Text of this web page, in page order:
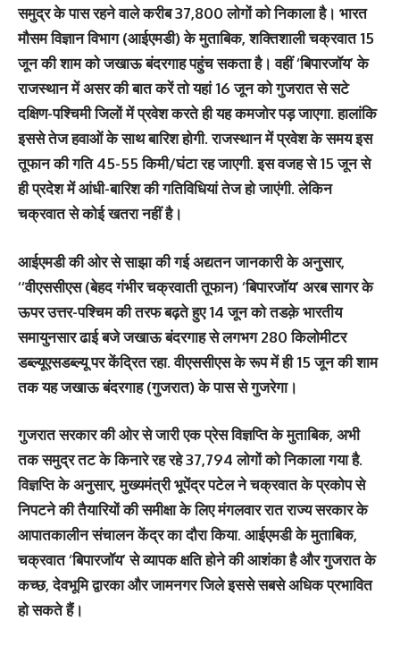
समुद्र के पास रहने वाले करीब 37,800 लोगों को निकाला है। भारत
मौसम विज्ञान विभाग (आईएमडी) के मुताबिक, शक्तिशाली चक्रवात 15
जून की शाम को जखाऊ बंदरगाह पहुंच सकता है। वहीं ‘बिपारजॉय’ के
राजस्थान में असर की बात करें तो यहां 16 जून को गुजरात से सटे
दक्षिण-पश्चिमी जिलों में प्रवेश करते ही यह कमजोर पड़ जाएगा. हालांकि
इससे तेज हवाओं के साथ बारिश होगी. राजस्थान में प्रवेश के समय इस
तूफान की गति 45-55 किमी/घंटा रह जाएगी. इस वजह से 15 जून से
ही प्रदेश में आंधी-बारिश की गतिविधियां तेज हो जाएंगी. लेकिन
चक्रवात से कोई खतरा नहीं है।
आईएमडी की ओर से साझा की गई अद्यतन जानकारी के अनुसार,
‘‘वीएससीएस (बेहद गंभीर चक्रवाती तूफान) ‘बिपारजॉय’ अरब सागर के
ऊपर उत्तर-पश्चिम की तरफ बढ़ते हुए 14 जून को तडक़े भारतीय
समायुनसार ढाई बजे जखाऊ बंदरगाह से लगभग 280 किलोमीटर
डब्ल्यूएसडब्ल्यू पर केंद्रित रहा. वीएससीएस के रूप में ही 15 जून की शाम
तक यह जखाऊ बंदरगाह (गुजरात) के पास से गुजरेगा।
गुजरात सरकार की ओर से जारी एक प्रेस विज्ञप्ति के मुताबिक, अभी
तक समुद्र तट के किनारे रह रहे 37,794 लोगों को निकाला गया है.
विज्ञप्ति के अनुसार, मुख्यमंत्री भूपेंद्र पटेल ने चक्रवात के प्रकोप से
निपटने की तैयारियों की समीक्षा के लिए मंगलवार रात राज्य सरकार के
आपातकालीन संचालन केंद्र का दौरा किया. आईएमडी के मुताबिक,
चक्रवात ‘बिपारजॉय’ से व्यापक क्षति होने की आशंका है और गुजरात के
कच्छ, देवभूमि द्वारका और जामनगर जिले इससे सबसे अधिक प्रभावित
हो सकते हैं।